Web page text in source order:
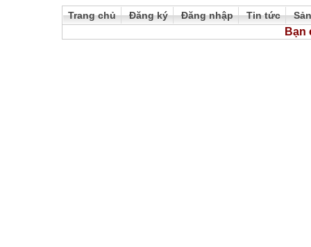
Trang chủ Đăng ký Đăng nhập Tin tức
Bạn